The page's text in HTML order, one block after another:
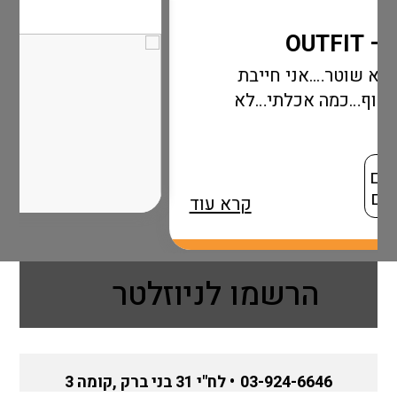
חייבת
הרשמו לניוזלטר
03-924-6646 • לח"י 31 בני ברק ,קומה 3